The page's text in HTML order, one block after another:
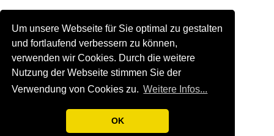
Um unsere Webseite für Sie optimal zu gestalten
und fortlaufend verbessern zu können,
verwenden wir Cookies. Durch die weitere
Nutzung der Webseite stimmen Sie der
Verwendung von Cookies zu. Weitere Infos...
OK